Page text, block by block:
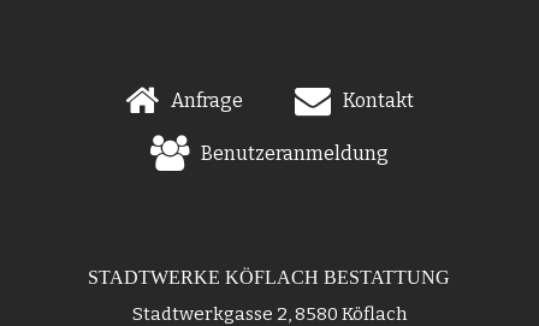
Anfrage Kontakt
Benutzeranmeldung
STADTWERKE KÖFLACH BESTATTUNG
Stadtwerkgasse 2, 8580 Köflach